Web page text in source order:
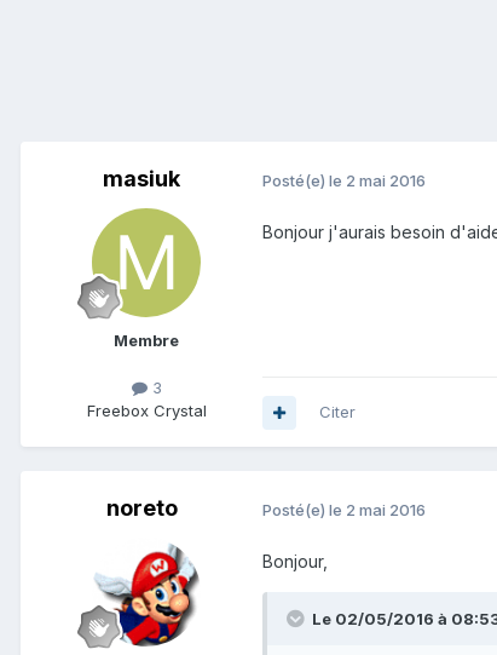
masiuk
Membre
3
Freebox Crystal
Posté(e) le 2 mai 2016
Bonjour j'aurais besoin
Citer
noreto Posté(e) le 2 mai 2016
Bonjour,
Le 02/05/2016 à